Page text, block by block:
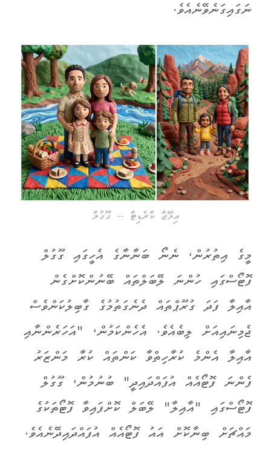
ނަގައިގަނެވޭނެއެވެ.
އިމޭޖް ކްރެޑިޓް -- ގޫގުލް
މީގެ އިތުރުން، ނެނޯ ބަނާނާގެ އެހީގައި ގޫގުލް
ފޮޓޯސްގައި ހުންނަ ލޭބަލްތައް ބޭނުންކޮށްގެން
އާއިލާ ފަދަ ގުރޫޕްތައް ދެނެގަތުމުގެ ގާބިލުކަންވެސް
ޖެމިނައިއަށް ލިބެއެވެ. އެހެންކަމުން، "އަހަރެންނާއި
އާއިލާ އެންމެ ކުރާހިތްވާ ކަންތައް ކުރާ މަންޒަރު
ފެންނަ ފޮޓޯއެއް އުފައްދައިދީ" ބުނުމުން، ގޫގުލް
ފޮޓޯސްގައި "އާއިލާ" ލޭބަލް ކޮށްފައިވާ ފޮޓޯތަކުގެ
މައްޗަށް ބިނާކޮށް އައު ފޮޓޯއެއް އުފައްދައިދޭނެއެވެ.